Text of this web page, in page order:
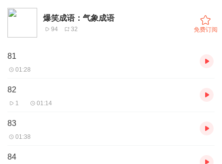
爆笑成语：气象成语
94 32 免费订阅
81
01:28
82
1 01:14
83
01:38
84